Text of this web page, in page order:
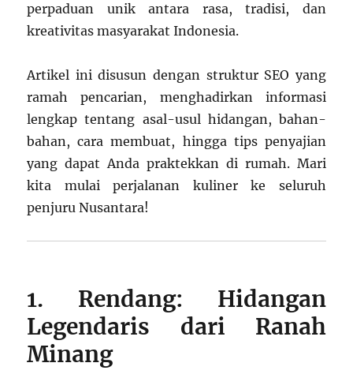
perpaduan unik antara rasa, tradisi, dan
kreativitas masyarakat Indonesia.
Artikel ini disusun dengan struktur SEO yang
ramah pencarian, menghadirkan informasi
lengkap tentang asal-usul hidangan, bahan-
bahan, cara membuat, hingga tips penyajian
yang dapat Anda praktekkan di rumah. Mari
kita mulai perjalanan kuliner ke seluruh
penjuru Nusantara!
1. Rendang: Hidangan
Legendaris dari Ranah
Minang